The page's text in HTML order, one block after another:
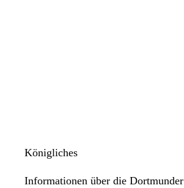
Königliches
Informationen über die Dortmunder